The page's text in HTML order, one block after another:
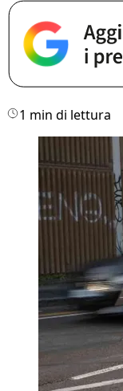
1 min di lettura